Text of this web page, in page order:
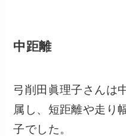
中距離
弓削田眞理子さんは
属し、短距離や走り
子でした。